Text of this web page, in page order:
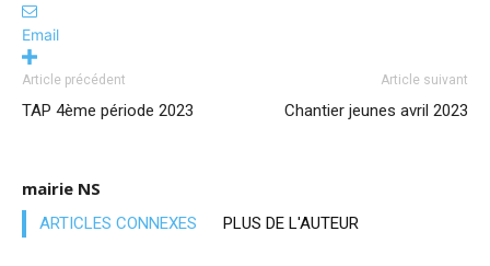
Email
Article précédent
TAP 4ème période 2023
Article suivant
Chantier jeunes avril 2023
mairie NS
ARTICLES CONNEXES PLUS DE L'AUTEUR